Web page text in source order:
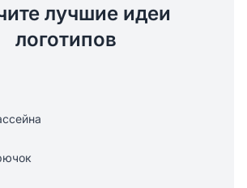
лучшие идеи
логотипов